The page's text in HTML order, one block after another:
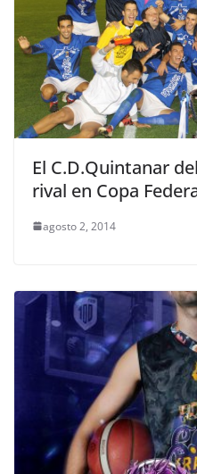
El C.D.Quintanar
rival en Copa
agosto 2, 2014